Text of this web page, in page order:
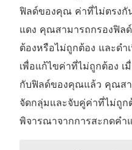
ต่
า
ง
ใ
ห
ม่
)
ฟิลด์ของคุณ ค่าที่ไม่ตรงกั
แดง คุณสามารถกรองฟิล
ต้องหรือไม่ถูกต้อง และดำ
เพื่อแก้ไขค่าที่ไม่ถูกต้อง
กับฟิลด์ของคุณแล้ว คุณสา
จัดกลุ่มและจับคู่ค่าที่ไม่ถูก
พิจารณาจากการสะกดคำ